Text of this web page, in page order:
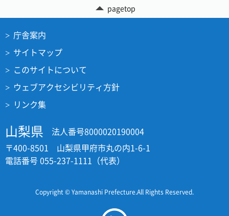
pagetop
庁舎案内
サイトマップ
このサイトについて
ウェブアクセシビリティ方針
リンク集
山梨県
法人番号8000020190004
〒400-8501 山梨県甲府市丸の内1-6-1
電話番号 055-237-1111（代表）
Copyright © Yamanashi Prefecture.All Rights Reserved.